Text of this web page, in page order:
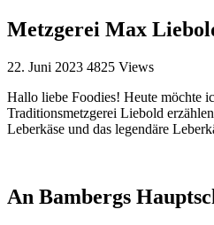
Metzgerei Max
22. Juni 2023 4825 Views
Hallo liebe Foodies! Heute möchte
Traditionsmetzgerei Liebold
Leberkäse und das legendäre
An Bambergs